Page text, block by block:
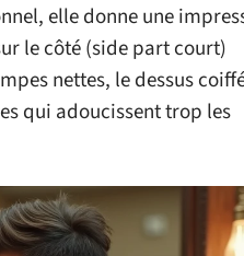
elle donne une
le côté (side part court)
nettes, le dessus
qui adoucissent trop les